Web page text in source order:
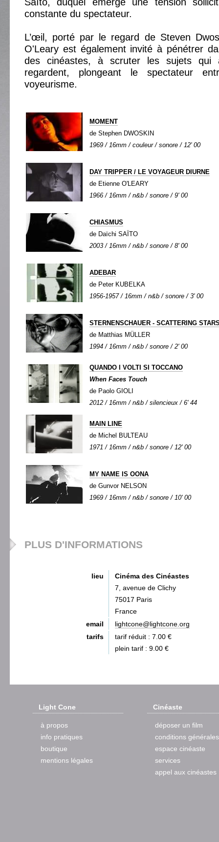
constante du spectateur.
L’œil, porté par le regard de Steven
O'Leary est également invité à pénétrer
des cinéastes, à scruter les sujets qui
regardent, plongeant le spectateur
voyeurisme.
MOMENT
de Stephen DWOSKIN
1969 / 16mm / couleur / sonore / 12' 00
DAY TRIPPER / LE VOYAGEUR DIURNE
de Etienne O'LEARY
1966 / 16mm / n&b / sonore / 9' 00
CHIASMUS
de Daïchi SAÏTO
2003 / 16mm / n&b / sonore / 8' 00
ADEBAR
de Peter KUBELKA
1956-1957 / 16mm / n&b / sonore / 3' 00
STERNENSCHAUER - SCATTERING
de Matthias MÜLLER
1994 / 16mm / n&b / sonore / 2' 00
QUANDO I VOLTI SI TOCCANO
When Faces Touch
de Paolo GIOLI
2012 / 16mm / n&b / silencieux / 6' 44
MAIN LINE
de Michel BULTEAU
1971 / 16mm / n&b / sonore / 12' 00
MY NAME IS OONA
de Gunvor NELSON
1969 / 16mm / n&b / sonore / 10' 00
PLUS D'INFORMATIONS
lieu
Cinéma des Cinéastes
7, avenue de Clichy
75017 Paris
France
email
lightcone@lightcone.org
tarifs
tarif réduit : 7.00 €
plein tarif : 9.00 €
Light Cone
à propos
info pratiques
boutique
mentions légales
Cinéaste
déposer un film
conditions générales
espace cinéaste
services
appel aux cinéastes